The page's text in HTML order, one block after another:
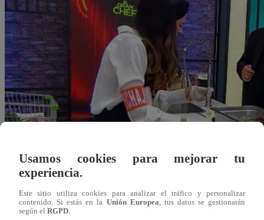
Usamos cookies para mejorar tu
experiencia.
Este sitio utiliza cookies para analizar el tráfico y personalizar
contenido. Si estás en la Unión Europea , tus datos se gestionarán
según el RGPD